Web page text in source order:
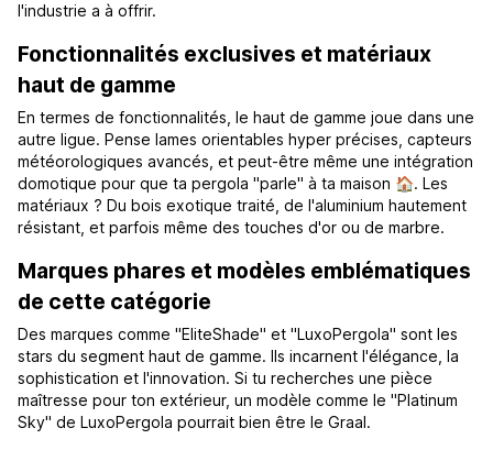
l'industrie a à offrir.
Fonctionnalités exclusives et matériaux
haut de gamme
En termes de fonctionnalités, le haut de gamme joue dans une
autre ligue. Pense lames orientables hyper précises, capteurs
météorologiques avancés, et peut-être même une intégration
domotique pour que ta pergola "parle" à ta maison 🏠. Les
matériaux ? Du bois exotique traité, de l'aluminium hautement
résistant, et parfois même des touches d'or ou de marbre.
Marques phares et modèles emblématiques
de cette catégorie
Des marques comme "EliteShade" et "LuxoPergola" sont les
stars du segment haut de gamme. Ils incarnent l'élégance, la
sophistication et l'innovation. Si tu recherches une pièce
maîtresse pour ton extérieur, un modèle comme le "Platinum
Sky" de LuxoPergola pourrait bien être le Graal.